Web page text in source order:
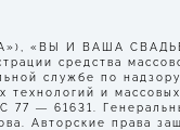
«ВЫ И ВАША
средства
службе по
технологий и массовых
77 — 61631.
Авторские права